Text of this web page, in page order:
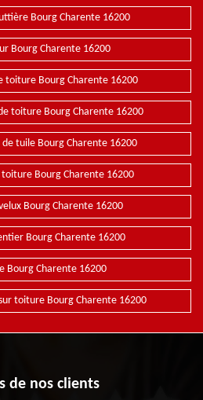
Bourg Charente 16200
Bourg Charente 16200
toiture Bourg Charente 16200
toiture Bourg Charente 16200
tuile Bourg Charente 16200
toiture Bourg Charente 16200
Bourg Charente 16200
Bourg Charente 16200
Bourg Charente 16200
toiture Bourg Charente 16200
de nos clients